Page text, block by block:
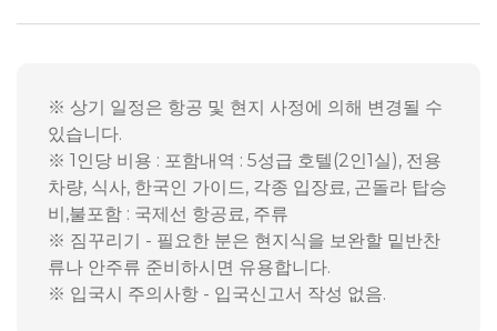
※ 상기 일정은 항공 및 현지 사정에 의해 변경될 수
있습니다.
※ 1인당 비용 : 포함내역 : 5성급 호텔(2인1실), 전용
차량, 식사, 한국인 가이드, 각종 입장료, 곤돌라 탑승
비,불포함 : 국제선 항공료, 주류
※ 짐꾸리기 - 필요한 분은 현지식을 보완할 밑반찬
류나 안주류 준비하시면 유용합니다.
※ 입국시 주의사항 - 입국신고서 작성 없음.